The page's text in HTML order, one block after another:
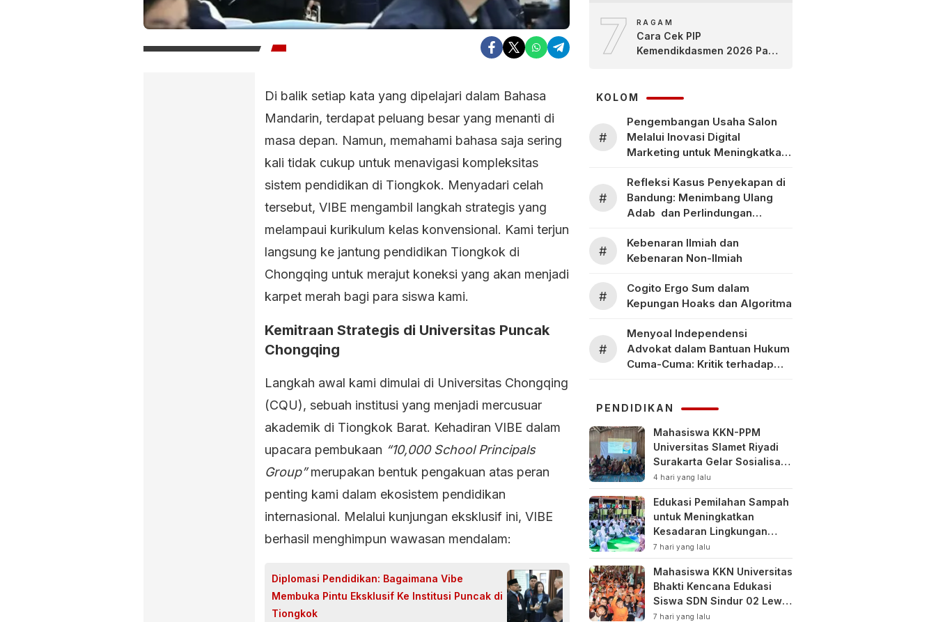
Di balik setiap kata yang dipelajari dalam Bahasa
Mandarin, terdapat peluang besar yang menanti di
masa depan. Namun, memahami bahasa saja sering
kali tidak cukup untuk menavigasi kompleksitas
sistem pendidikan di Tiongkok. Menyadari celah
tersebut, VIBE mengambil langkah strategis yang
melampaui kurikulum kelas konvensional. Kami terjun
langsung ke jantung pendidikan Tiongkok di
Chongqing untuk merajut koneksi yang akan menjadi
karpet merah bagi para siswa kami.
Kemitraan Strategis di Universitas Puncak
Chongqing
Langkah awal kami dimulai di Universitas Chongqing
(CQU), sebuah institusi yang menjadi mercusuar
akademik di Tiongkok Barat. Kehadiran VIBE dalam
upacara pembukaan “10,000 School Principals
Group”merupakan bentuk pengakuan atas peran
penting kami dalam ekosistem pendidikan
internasional. Melalui kunjungan eksklusif ini, VIBE
berhasil menghimpun wawasan mendalam:
Diplomasi Pendidikan: Bagaimana Vibe
Membuka Pintu Eksklusif Ke Institusi Puncak di
Tiongkok
7 RAGAM
Cara Cek PIP
Kemendikdasmen 2026 Pakai
KOLOM
#
Pengembangan Usaha Salon
Melalui Inovasi Digital
Marketing untuk Meningkatkan
Salon Mitra, Selong Lombok
Timur
#
Refleksi Kasus Penyekapan di
Bandung: Menimbang Ulang
Adab dan Perlindungan
#
Kebenaran Ilmiah dan
Kebenaran Non-Ilmiah
#
Cogito Ergo Sum dalam
Kepungan Hoaks dan Algoritma
#
Menyoal Independensi
Advokat dalam Bantuan Hukum
Cuma-Cuma: Kritik terhadap
PENDIDIKAN
Mahasiswa KKN-PPM
Universitas Slamet Riyadi
Surakarta Gelar Sosialisasi
Pengelolaan Keuangan
Keluarga
4 hari yang lalu
Edukasi Pemilahan Sampah
untuk Meningkatkan
Kesadaran Lingkungan
Sejak Dini di SDN Pacul 1
dan TK Kartini
7 hari yang lalu
Mahasiswa KKN Universitas
Bhakti Kencana Edukasi
Siswa SDN Sindur 02 Lewat
Program SIGERCEP
7 hari yang lalu